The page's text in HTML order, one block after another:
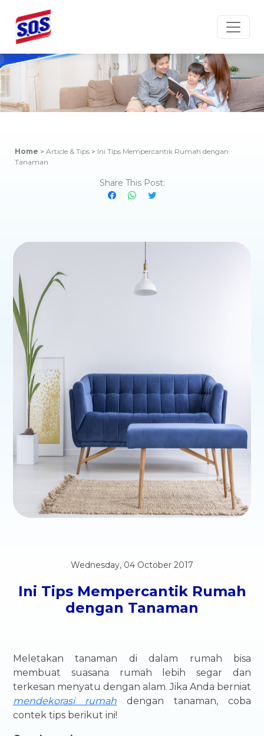
Home > Article & Tips > Ini Tips Mempercantik Rumah dengan
Tanaman
Share This Post:
Wednesday, 04 October 2017
Ini Tips Mempercantik Rumah
dengan Tanaman
Meletakan tanaman di dalam rumah bisa
membuat suasana rumah lebih segar dan
terkesan menyatu dengan alam. Jika Anda berniat
mendekorasi rumah dengan tanaman, coba
contek tips berikut ini!